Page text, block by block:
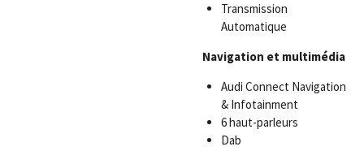
Transmission
Automatique
Navigation et multimédia
Audi Connect Navigation
& Infotainment
6 haut-parleurs
Dab